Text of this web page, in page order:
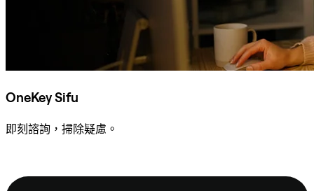
OneKey Sifu
即刻諮詢，掃除疑慮。